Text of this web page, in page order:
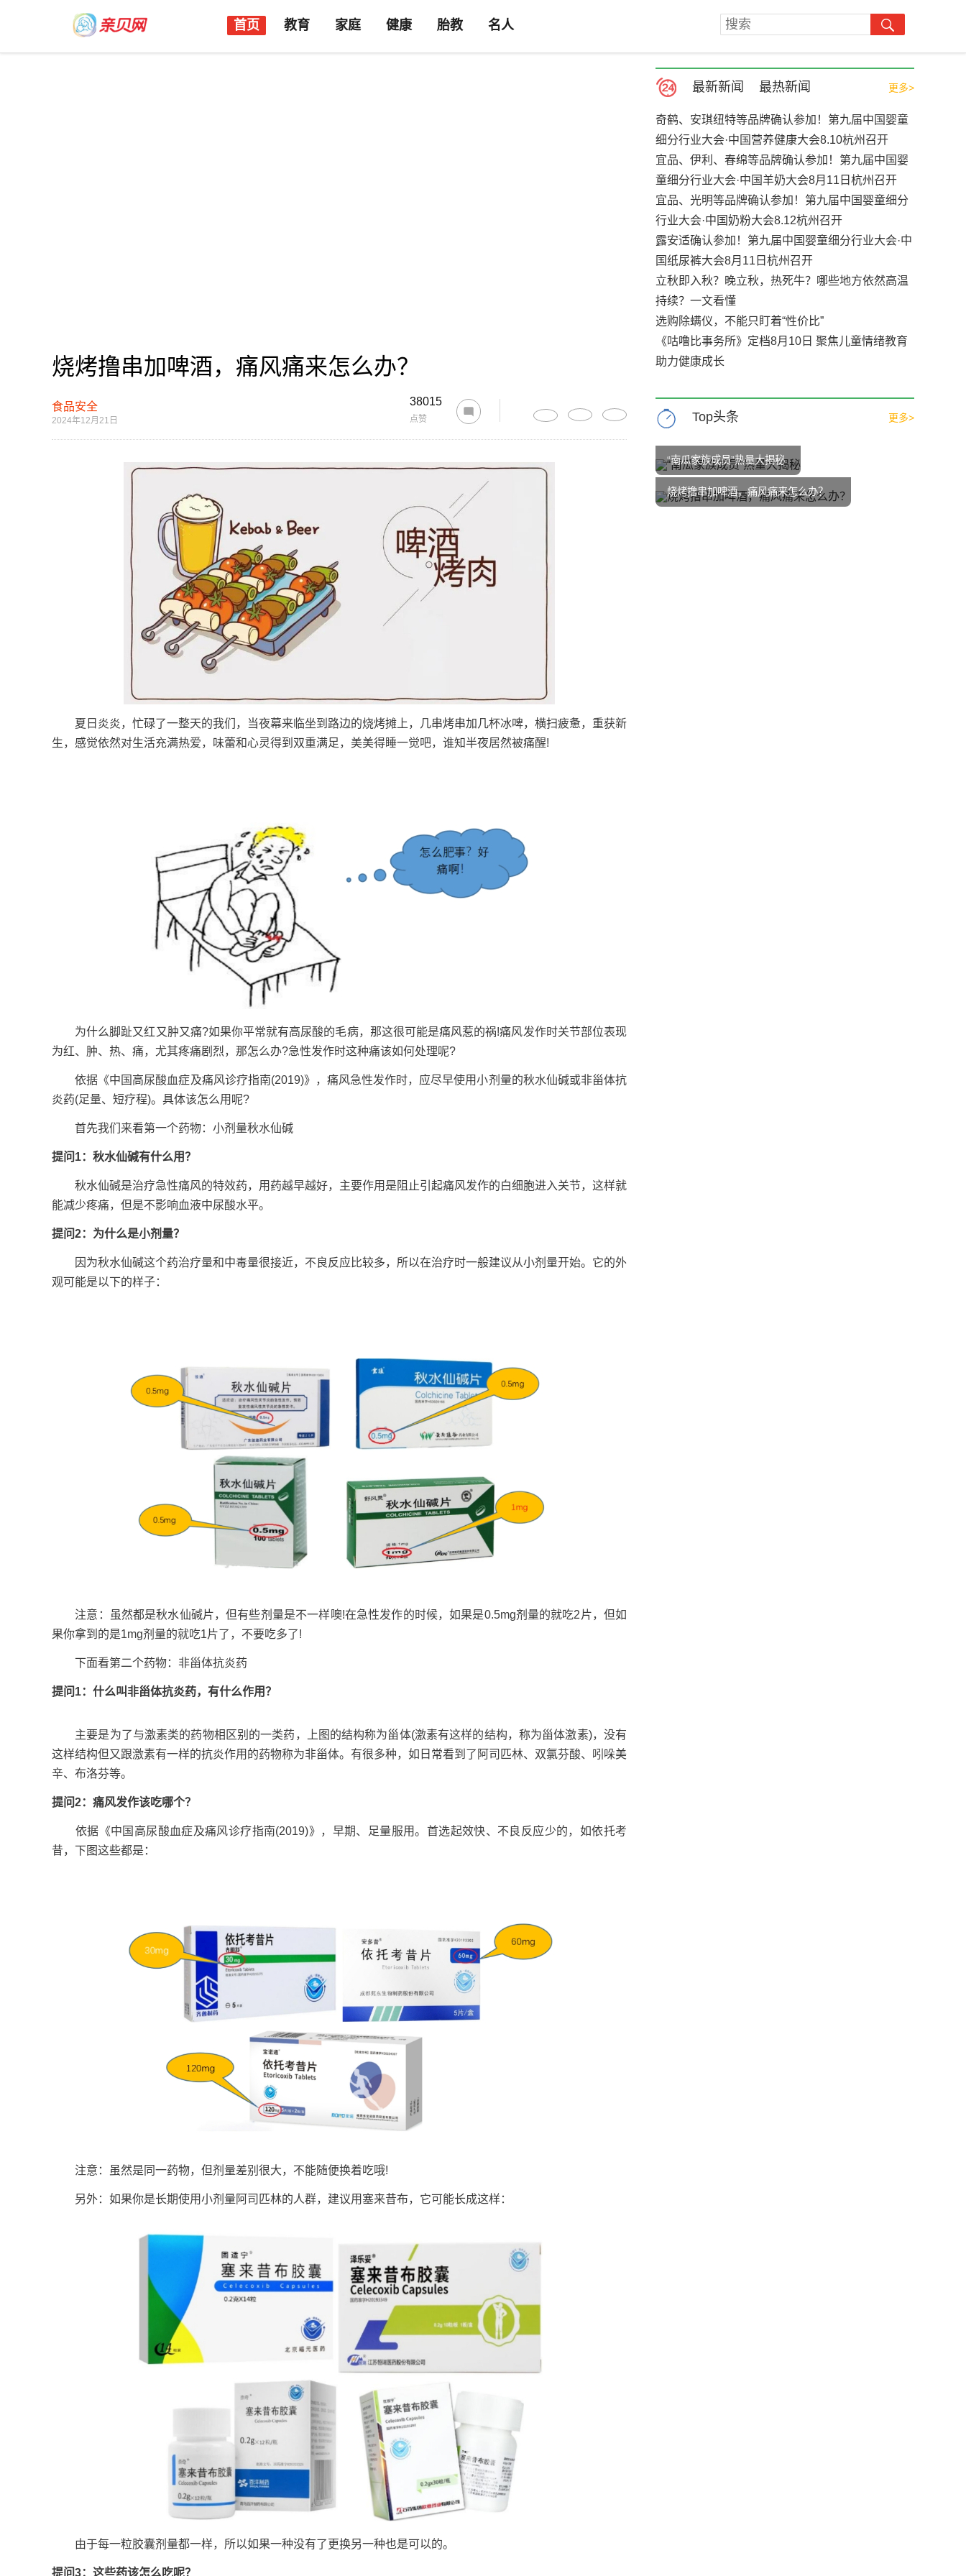
首页 教育 家庭 健康 胎教 名人
烧烤撸串加啤酒，痛风痛来怎么办？
食品安全
2024年12月21日
38015
点赞
夏日炎炎，忙碌了一整天的我们，当夜幕来临坐到路边的烧烤摊上，几串烤串加几杯冰啤，横扫疲惫，重获新
生，感觉依然对生活充满热爱，味蕾和心灵得到双重满足，美美得睡一觉吧，谁知半夜居然被痛醒!
为什么脚趾又红又肿又痛?如果你平常就有高尿酸的毛病，那这很可能是痛风惹的祸!痛风发作时关节部位表现
为红、肿、热、痛，尤其疼痛剧烈，那怎么办?急性发作时这种痛该如何处理呢?
依据《中国高尿酸血症及痛风诊疗指南(2019)》，痛风急性发作时，应尽早使用小剂量的秋水仙碱或非甾体抗
炎药(足量、短疗程)。具体该怎么用呢?
首先我们来看第一个药物：小剂量秋水仙碱
提问1：秋水仙碱有什么用？
秋水仙碱是治疗急性痛风的特效药，用药越早越好，主要作用是阻止引起痛风发作的白细胞进入关节，这样就
能减少疼痛，但是不影响血液中尿酸水平。
提问2：为什么是小剂量？
因为秋水仙碱这个药治疗量和中毒量很接近，不良反应比较多，所以在治疗时一般建议从小剂量开始。它的外
观可能是以下的样子：
注意：虽然都是秋水仙碱片，但有些剂量是不一样噢!在急性发作的时候，如果是0.5mg剂量的就吃2片，但如
果你拿到的是1mg剂量的就吃1片了，不要吃多了!
下面看第二个药物：非甾体抗炎药
提问1：什么叫非甾体抗炎药，有什么作用？
主要是为了与激素类的药物相区别的一类药，上图的结构称为甾体(激素有这样的结构，称为甾体激素)，没有
这样结构但又跟激素有一样的抗炎作用的药物称为非甾体。有很多种，如日常看到了阿司匹林、双氯芬酸、吲哚美
辛、布洛芬等。
提问2：痛风发作该吃哪个？
依据《中国高尿酸血症及痛风诊疗指南(2019)》，早期、足量服用。首选起效快、不良反应少的，如依托考
昔，下图这些都是：
注意：虽然是同一药物，但剂量差别很大，不能随便换着吃哦!
另外：如果你是长期使用小剂量阿司匹林的人群，建议用塞来昔布，它可能长成这样：
由于每一粒胶囊剂量都一样，所以如果一种没有了更换另一种也是可以的。
提问3：这些药该怎么吃呢？
最新新闻 最热新闻 更多>
奇鹤、安琪纽特等品牌确认参加！第九届中国婴童
细分行业大会·中国营养健康大会8.10杭州召开
宜品、伊利、春绵等品牌确认参加！第九届中国婴
童细分行业大会·中国羊奶大会8月11日杭州召开
宜品、光明等品牌确认参加！第九届中国婴童细分
行业大会·中国奶粉大会8.12杭州召开
露安适确认参加！第九届中国婴童细分行业大会·中
国纸尿裤大会8月11日杭州召开
立秋即入秋？晚立秋，热死牛？哪些地方依然高温
持续？一文看懂
选购除螨仪，不能只盯着“性价比”
《咕噜比事务所》定档8月10日 聚焦儿童情绪教育
助力健康成长
Top头条 更多>
“南瓜家族成员”热量大揭秘
烧烤撸串加啤酒，痛风痛来怎么办？